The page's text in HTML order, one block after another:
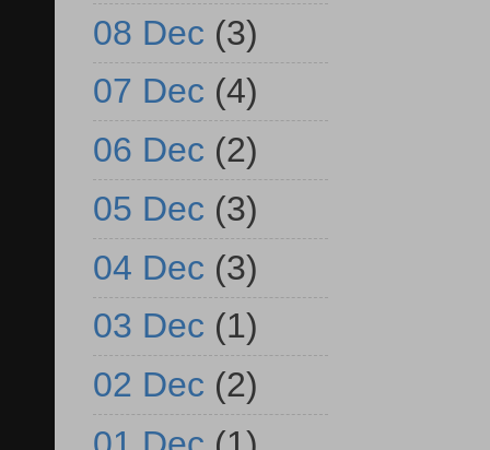
08 Dec (3)
07 Dec (4)
06 Dec (2)
05 Dec (3)
04 Dec (3)
03 Dec (1)
02 Dec (2)